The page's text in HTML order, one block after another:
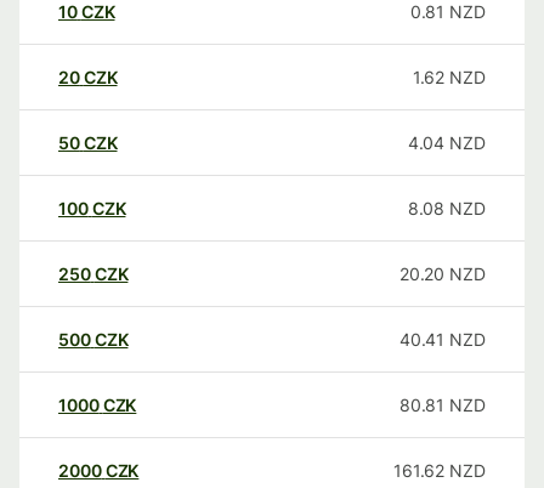
10CZK 0.81 NZD
20CZK 1.62 NZD
50CZK 4.04 NZD
100CZK 8.08 NZD
250CZK 20.20 NZD
500CZK 40.41 NZD
1000CZK 80.81 NZD
2000CZK 161.62 NZD